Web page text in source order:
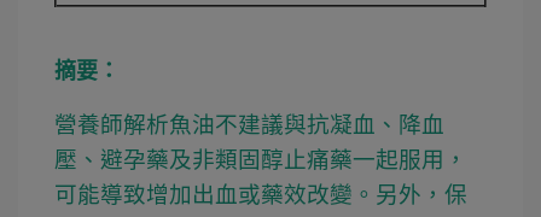
摘要：
營養師解析魚油不建議與抗凝血、降血
壓、避孕藥及非類固醇止痛藥一起服用，
可能導致增加出血或藥效改變。另外，保